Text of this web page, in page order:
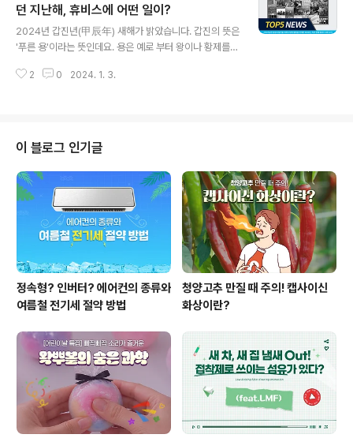
겨울 끝자락 산행 현장을 소개합니다. ■ 본사 산악회, 백두
대간 선자령 눈꽃산행을 가다 본사 산악회는 강원도 대관
령에 위치한 선자령으로 산행을 떠났습니다. 선자령은 정
상까지 경사가 매우 완만하여 등산 초보자도 어렵지 않게
올라갈 수 있으며, 특히 눈이 내린 뒤 경치가 아름다워 대표
던 지난해, 휴비스에 어떤 일이?
2024년 갑진년(甲辰年) 새해가 밝았습니다. 갑진의 뜻은
'푸른 용'이라는 뜻인데요. 용은 예로 부터 왕이나 황제를
두 2024년에는 하시는 일에서 대박나시길 기원할께요~
다. 하나. 세계 최초 화학재생 LMF 개발을 완료하다 폐플
라스틱을 화학적으로 재생한 원료를 사용해 '화학재생 LM
F'를 세계 최초로 개발하였습니다. 연 4천톤 규모로 생산라
인 구축과 상업생산을 앞두고 있으며, 이후 1만 6천톤까지
케파를 확대할 계획입니다. 이로써 휴비스는 글로벌 자동
차업계의 친환경 소재 요구에 발 ..
2 0 2024. 1. 3.
이 블로그 인기글
정속형? 인버터? 에어컨의 종류와
여름철 전기세 절약 방법
청양고추 만질 때 주의! 캡사이신
화상이란?